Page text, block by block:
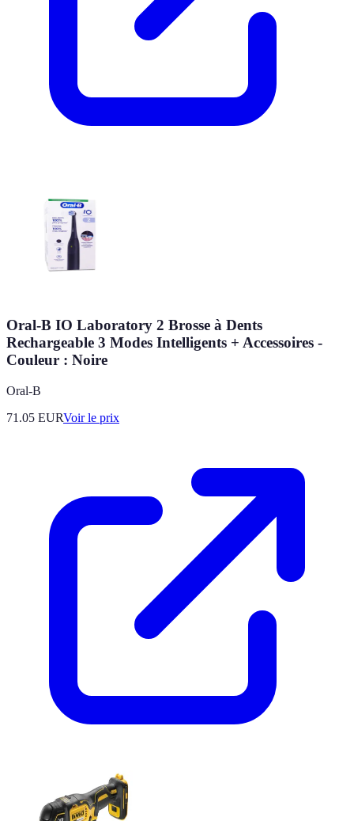
Oral-B IO Laboratory 2 Brosse à Dents
Rechargeable 3 Modes Intelligents + Accessoires -
Couleur : Noire
Oral-B
71.05 EURVoir le prix